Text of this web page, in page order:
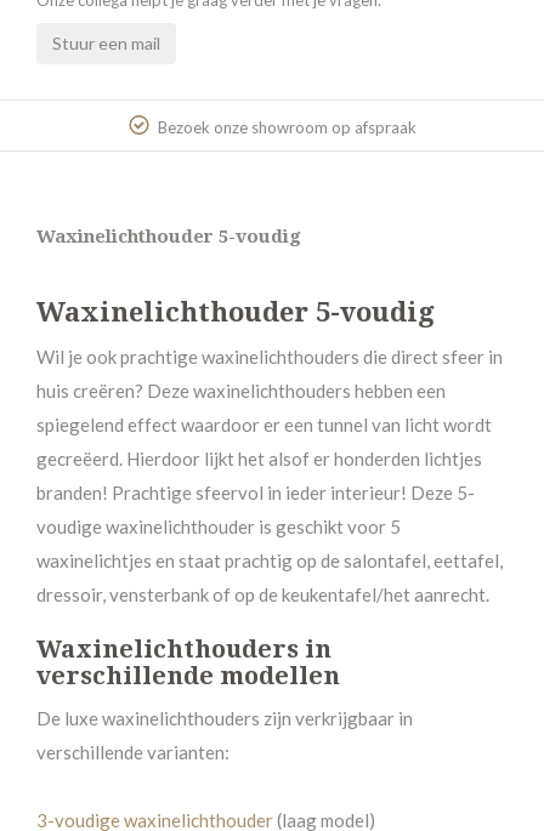
Stuur een mail
Bezoek onze showroom op afspraak
Waxinelichthouder 5-voudig
Waxinelichthouder 5-voudig
Wil je ook prachtige waxinelichthouders die direct sfeer in
huis creëren? Deze waxinelichthouders hebben een
spiegelend effect waardoor er een tunnel van licht wordt
gecreëerd. Hierdoor lijkt het alsof er honderden lichtjes
branden! Prachtige sfeervol in ieder interieur! Deze 5-
voudige waxinelichthouder is geschikt voor 5
waxinelichtjes en staat prachtig op de salontafel, eettafel,
dressoir, vensterbank of op de keukentafel/het aanrecht.
Waxinelichthouders in
verschillende modellen
De luxe waxinelichthouders zijn verkrijgbaar in
verschillende varianten:
3-voudige waxinelichthouder(laag model)